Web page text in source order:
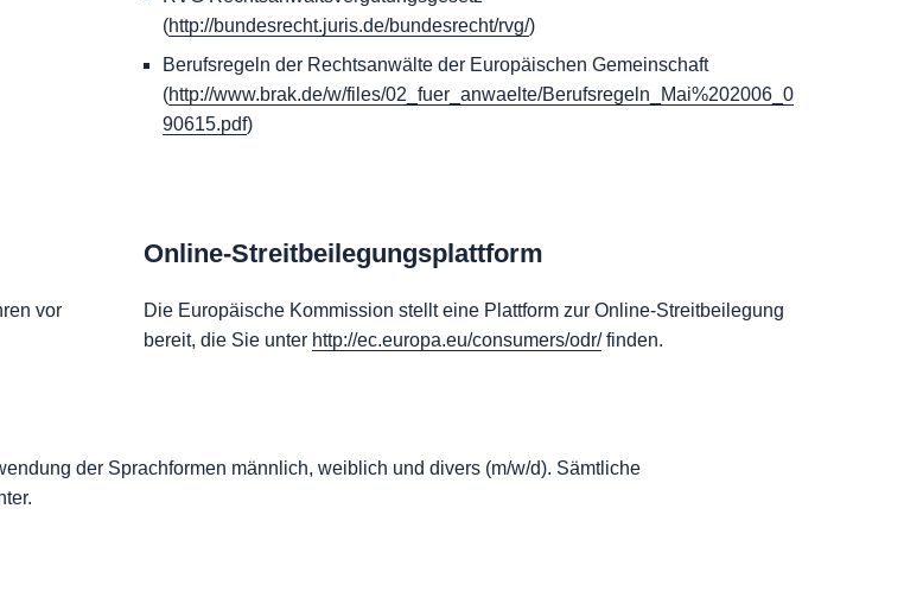
(http://bundesrecht.juris.de/bundesrecht/rvg/)
Berufsregeln der Rechtsanwälte der Europäischen Gemeinschaft
(http://www.brak.de/w/files/02_fuer_anwaelte/Berufsregeln_Mai%202006_0
90615.pdf)
vor
Online-Streitbeilegungsplattform
Die Europäische Kommission stellt eine Plattform zur Online-Streitbeilegung
bereit, die Sie unter http://ec.europa.eu/consumers/odr/finden.
der Sprachformen männlich, weiblich und divers (m/w/d). Sämtliche